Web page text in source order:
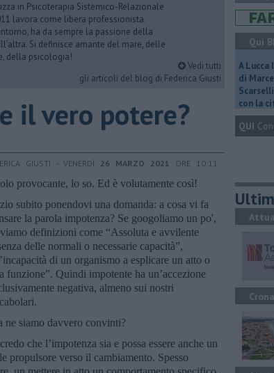
in Psicoterapia Sistemico-Relazionale
lavora come libera professionista.
ha da sempre la passione della
Si definisce amante del mare, delle
della psicologia!
Vedi tutti
gli articoli del blog di Federica Giusti
il vero potere?
GIUSTI - VENERDÌ 26 MARZO 2021 ORE 10:11
provocante, lo so. Ed è volutamente così!
subito ponendovi una domanda: a cosa vi fa
la parola impotenza? Se googoliamo un po',
definizioni come “Assoluta e avvilente
delle normali o necessarie capacità”,
di un organismo a esplicare un atto o
funzione”. Quindi impotente ha un’accezione
negativa, almeno sui nostri
ne siamo davvero convinti?
che l’impotenza sia e possa essere anche un
propulsore verso il cambiamento. Spesso
Qui
A Lucca
di
con la
QUI